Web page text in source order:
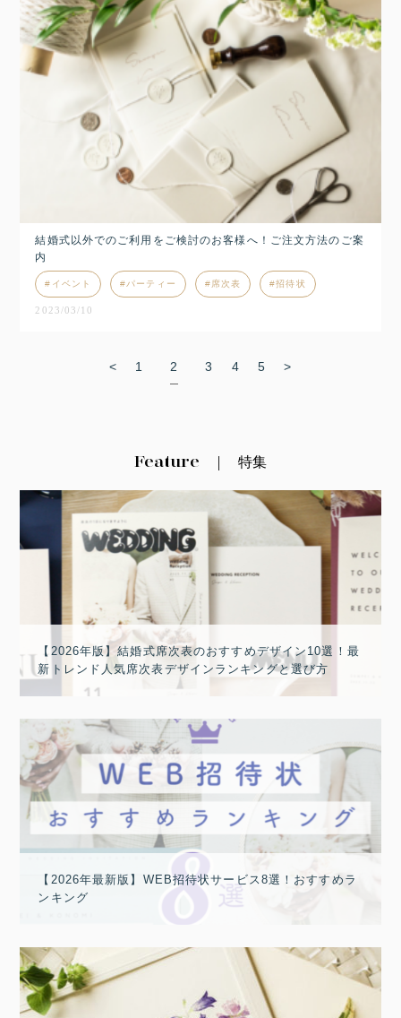
結婚式以外でのご利用をご検討のお客様へ！ご注文方法のご案
内
イベント パーティー 席次表 招待状
2023/03/10
< 1 2 3 4 5 >
Feature 特集
【2026年版】結婚式席次表のおすすめデザイン10選！最
新トレンド人気席次表デザインランキングと選び方
【2026年最新版】WEB招待状サービス8選！おすすめラ
ンキング